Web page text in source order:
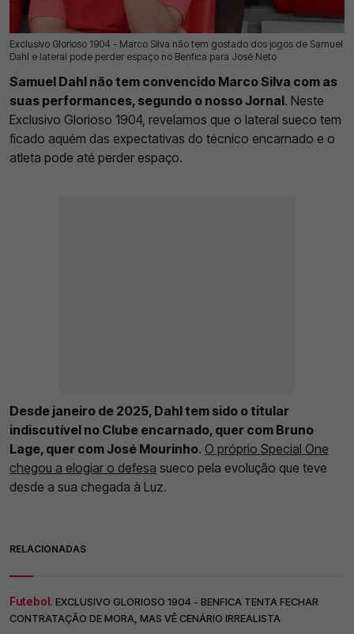
Exclusivo Glorioso 1904 - Marco Silva não tem gostado dos jogos de Samuel
Dahl e lateral pode perder espaço no Benfica para José Neto
06 Ago 2026 | 03:00 | 0
Samuel Dahl não tem convencido Marco Silva com as
suas performances, segundo o nosso Jornal. Neste
Exclusivo Glorioso 1904, revelamos que o lateral sueco tem
ficado aquém das expectativas do técnico encarnado e o
atleta pode até perder espaço.
Desde janeiro de 2025, Dahl tem sido o titular
indiscutível no Clube encarnado, quer com Bruno
Lage, quer com José Mourinho. O próprio Special One
chegou a elogiar o defesa sueco pela evolução que teve
desde a sua chegada à Luz.
RELACIONADAS
Futebol. EXCLUSIVO GLORIOSO 1904 - BENFICA TENTA FECHAR
CONTRATAÇÃO DE MORA, MAS VÊ CENÁRIO IRREALISTA